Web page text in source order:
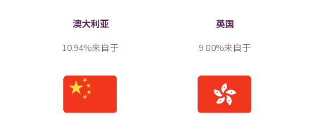
澳大利亚
10.94%来自于
英国
9.80%来自于